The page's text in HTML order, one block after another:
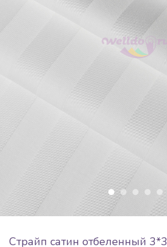
Страйп сатин отбеленный 3*3